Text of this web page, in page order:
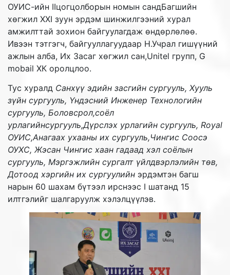
ОУИС-ийн IIцогцолборын номын сандБагшийн
хөгжил XXI зуун эрдэм шинжилгээний хурал
амжилттай зохион байгуулагдаж өндөрлөлөө.
Ивээн тэтгэгч, байгууллагуудаар Н.Учрал гишүүний
ажлын алба, Их Засаг хөгжил сан,Unitel групп, G
mobail ХК оролцлоо.
Тус хуралд Санхүү эдийн засгийн сургууль, Хууль
зүйн сургууль, Үндэсний Инженер Технологийн
сургууль, Боловсрол,соёл
урлагийнсургууль,Дүрслэх урлагийн сургууль, Royal
ОУИС,Анагаах ухааны их сургууль,Чингис Соосэ
ОУХС, Жэсан Чингис хаан гадаад хэл соёлын
сургууль, Мэргэжлийн сургалт үйлдвэрлэлийн төв,
Дотоод хэргийн их сургуулийн эрдэмтэн багш
нарын 60 шахам бүтээл ирснээс I шатанд 15
илтгэлийг шалгаруулж хэлэлцүүлэв.